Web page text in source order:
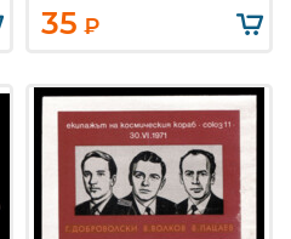
35 ₽